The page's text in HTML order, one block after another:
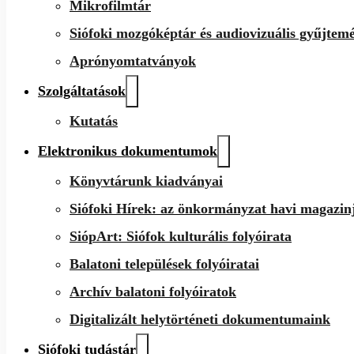
Mikrofilmtár
Siófoki mozgóképtár és audiovizuális
Aprónyomtatványok
Szolgáltatások
Kutatás
Elektronikus dokumentumok
Könyvtárunk kiadványai
Siófoki Hírek: az önkormányzat havi
SiópArt: Siófok kulturális folyóirata
Balatoni települések folyóiratai
Archív balatoni folyóiratok
Digitalizált helytörténeti dokumentumaink
Siófoki tudástár